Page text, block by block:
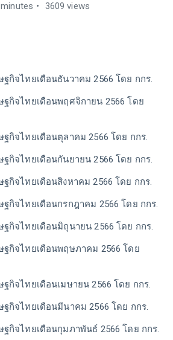
3609 views
ฐกิจไทยเดือนธันวาคม 2566 โดย กกร.
ฐกิจไทยเดือนพฤศจิกายน 2566 โดย
ฐกิจไทยเดือนตุลาคม 2566 โดย กกร.
ฐกิจไทยเดือนกันยายน 2566 โดย กกร.
ฐกิจไทยเดือนสิงหาคม 2566 โดย กกร.
ฐกิจไทยเดือนกรกฎาคม 2566 โดย กกร.
ฐกิจไทยเดือนมิถุนายน 2566 โดย กกร.
ฐกิจไทยเดือนพฤษภาคม 2566 โดย
ฐกิจไทยเดือนเมษายน 2566 โดย กกร.
ฐกิจไทยเดือนมีนาคม 2566 โดย กกร.
ฐกิจไทยเดือนกุมภาพันธ์ 2566 โดย กกร.